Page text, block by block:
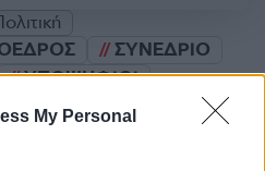
My Personal
ΣΥΝΕΔΡΙΟ
ΥΠΟΨΗΦΙΟΙ